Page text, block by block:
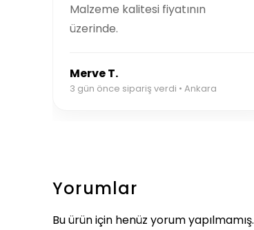
Malzeme kalitesi fiyatının
üzerinde.
Merve T.
3 gün önce sipariş verdi • Ankara
Yorumlar
Bu ürün için henüz yorum yapılmamış.